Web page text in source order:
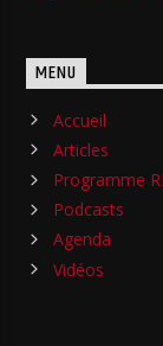
MENU
Accueil
Articles
Programme
Podcasts
Agenda
Vidéos